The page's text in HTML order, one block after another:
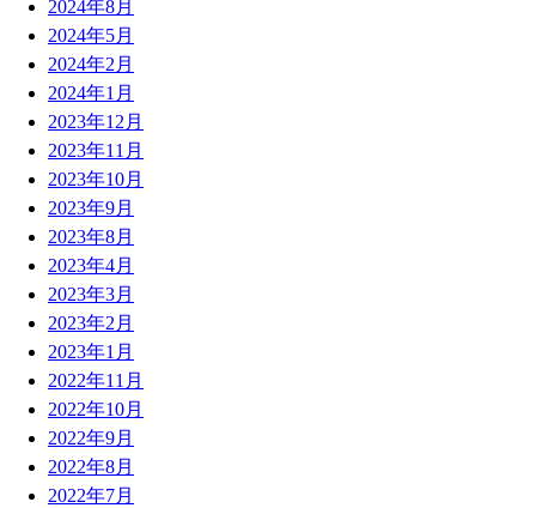
2024年8月
2024年5月
2024年2月
2024年1月
2023年12月
2023年11月
2023年10月
2023年9月
2023年8月
2023年4月
2023年3月
2023年2月
2023年1月
2022年11月
2022年10月
2022年9月
2022年8月
2022年7月